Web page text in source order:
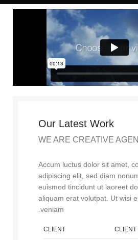
Our Latest Work
WE ARE CREATIVE
Accum luctus dolor sit amet,
adipiscing elit, sed diam
euismod tincidunt ut laoreet
aliquam erat volutpat. Ut wisi
veniam.
CLIENT
CLIENT